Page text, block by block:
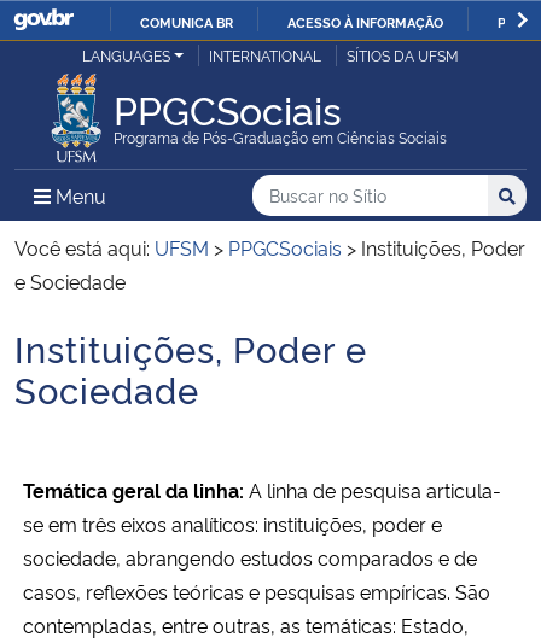
IR
O
COMUNICA BR ACESSO À INFORMAÇÃO
Ministério da Justiça e Segurança Pública
Ministério da Defesa
Ministério das Relações Exteriores
Ministério da Infraestrutura
Ministério da Educação
Ministério da Cidadania
Ministério da Saúde
LANGUAGES INTERNATIONAL SÍTIOS DA UFSM
PPGCSociais
Programa de Pós-Graduação em Ciências Sociais
Menu Menu Principal do Sítio
Busca
Buscar no no Sítio
Busca:
Você está aqui: UFSM > PPGCSociais > Instituições, Poder
e Sociedade
Início do conteúdo
Instituições, Poder e
Sociedade
Temática geral da linha: A linha de pesquisa articula-
se em três eixos analíticos: instituições, poder e
sociedade, abrangendo estudos comparados e de
casos, reflexões teóricas e pesquisas empíricas. São
contempladas, entre outras, as temáticas: Estado,